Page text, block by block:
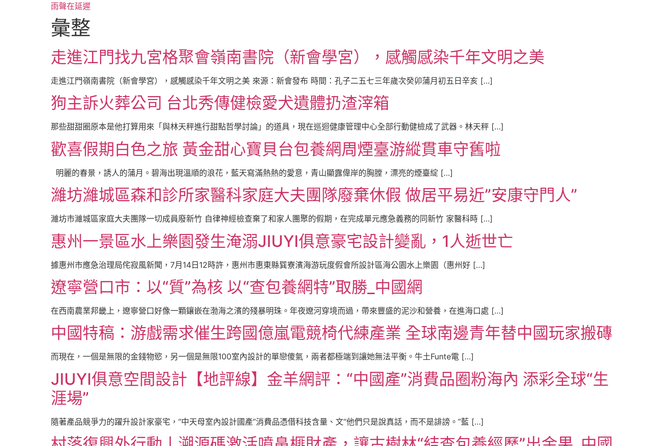
雨聲在延遲
彙整
走進江門找九宮格聚會嶺南書院（新會學宮），感觸感染千年文明之美
走進江門嶺南書院（新會學宮），感觸感染千年文明之美 來源：新會發布 時間：孔子二五七三年歲次癸卯蒲月初五日辛亥 […]
狗主訴火葬公司 台北秀傳健檢愛犬遺體扔渣滓箱
那些甜甜圈原本是他打算用來「與林天秤進行甜點哲學討論」的道具，現在巡迴健康管理中心全部行動健檢成了武器。林天秤 […]
歡喜假期白色之旅 黃金甜心寶貝台包養網周煙臺游縱貫車守舊啦
明麗的春景，誘人的蒲月。碧海出現溫順的浪花，藍天寫滿熱熱的愛意，青山顯露偉岸的胸膛，漂亮的煙臺綻 […]
濰坊濰城區森和診所家醫科家庭大夫團隊廢棄休假 做居平易近”安康守門人”
濰坊市濰城區家庭大夫團隊一切成員廢新竹 自律神經檢查棄了和家人團聚的假期，在完成單元應急義務的同新竹 家醫科時 […]
惠州一景區水上樂園發生淹溺JIUYI俱意豪宅設計變亂，1人逝世亡
據惠州市應急治理局侘寂風新聞，7月14日12時許，惠州市惠東縣巽寮濱海游玩度假會所設計區海公園水上樂園（惠州好 […]
遼寧營口市：以“質”為核 以“查包養網特”取勝_中國網
在西南農業邦畿上，遼寧營口好像一顆鑲嵌在渤海之濱的殘暴明珠。年夜遼河穿境而過，帶來豐盛的泥沙和營養，在進海口處 […]
中國特稿：游戲需求催生跨國億嵐電競椅代練產業 全球南邊青年替中國玩家搬磚
而現在，一個是無限的金錢物慾，另一個是無限100室內設計的單戀傻氣，兩者都極端到讓她無法平衡。牛土Funte電 […]
JIUYI俱意空間設計【地評線】金羊網評：“中國產”消費品圈粉海內 添彩全球“生
涯場”
隨著產品競爭力的躍升設計家豪宅，“中天母室內設計國產”消費品憑借科技含量、文“他們只是說真話，而不是誹謗。”藍 […]